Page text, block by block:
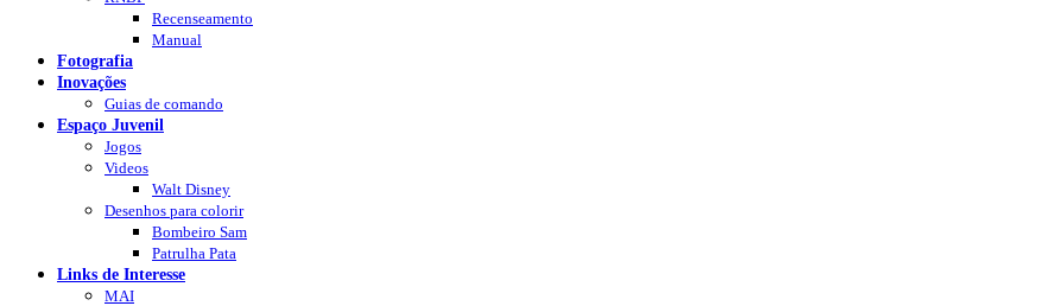
Recenseamento
Manual
Fotografia
Inovações
Guias de comando
Espaço Juvenil
Jogos
Videos
Walt Disney
Desenhos para colorir
Bombeiro Sam
Patrulha Pata
Links de Interesse
MAI